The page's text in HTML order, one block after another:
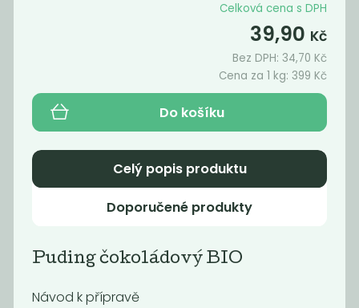
Mouka pšeničná
jemná...
Mouka pšeničná
hrubá
25 / Kg
Celková cena s DPH
39,90 Kč
Bez DPH:34,70 Kč
Cena za 1 kg:399 Kč
Do košíku
Celý popis produktu
Doporučené produkty
Puding čokoládový BIO
Návod k přípravě